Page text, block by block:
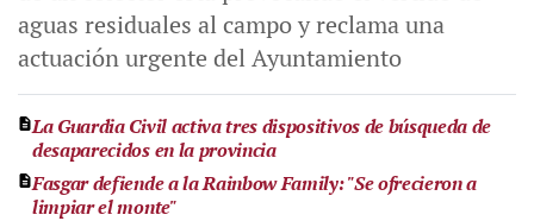
aguas residuales al campo y reclama una
actuación urgente del Ayuntamiento
La Guardia Civil activa tres dispositivos de búsqueda de
desaparecidos en la provincia
Fasgar defiende a la Rainbow Family: "Se ofrecieron a
limpiar el monte"